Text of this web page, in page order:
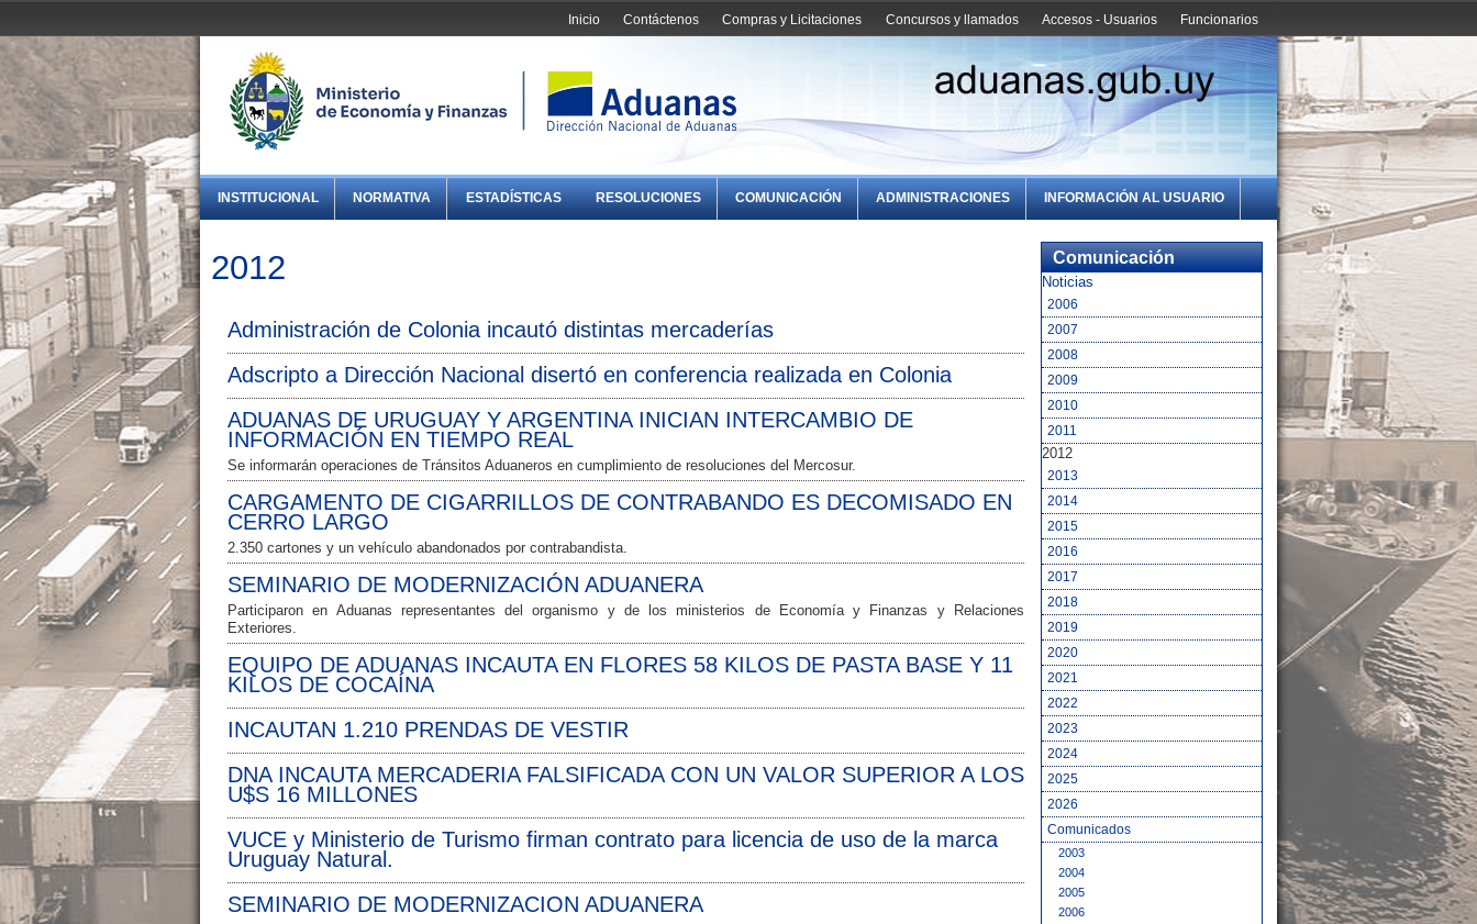
Funcionarios
Accesos - Usuarios
Concursos y llamados
Compras y Licitaciones
Contáctenos
Inicio
INSTITUCIONAL NORMATIVA ESTADÍSTICAS RESOLUCIONES COMUNICACIÓN ADMINISTRACIONES INFORMACIÓN AL USUARIO
2012
Administración de Colonia incautó distintas mercaderías
Adscripto a Dirección Nacional disertó en conferencia realizada en Colonia
ADUANAS DE URUGUAY Y ARGENTINA INICIAN INTERCAMBIO DE
INFORMACIÓN EN TIEMPO REAL
Se informarán operaciones de Tránsitos Aduaneros en cumplimiento de resoluciones del Mercosur.
CARGAMENTO DE CIGARRILLOS DE CONTRABANDO ES DECOMISADO EN
CERRO LARGO
2.350 cartones y un vehículo abandonados por contrabandista.
SEMINARIO DE MODERNIZACIÓN ADUANERA
Participaron en Aduanas representantes del organismo y de los ministerios de Economía y Finanzas y Relaciones
Exteriores.
EQUIPO DE ADUANAS INCAUTA EN FLORES 58 KILOS DE PASTA BASE Y 11
KILOS DE COCAÍNA
INCAUTAN 1.210 PRENDAS DE VESTIR
DNA INCAUTA MERCADERIA FALSIFICADA CON UN VALOR SUPERIOR A LOS
U$S 16 MILLONES
VUCE y Ministerio de Turismo firman contrato para licencia de uso de la marca
Uruguay Natural.
SEMINARIO DE MODERNIZACION ADUANERA
Comunicación
Noticias
2006
2007
2008
2009
2010
2011
2012
2013
2014
2015
2016
2017
2018
2019
2020
2021
2022
2023
2024
2025
2026
Comunicados
2003
2004
2005
2006